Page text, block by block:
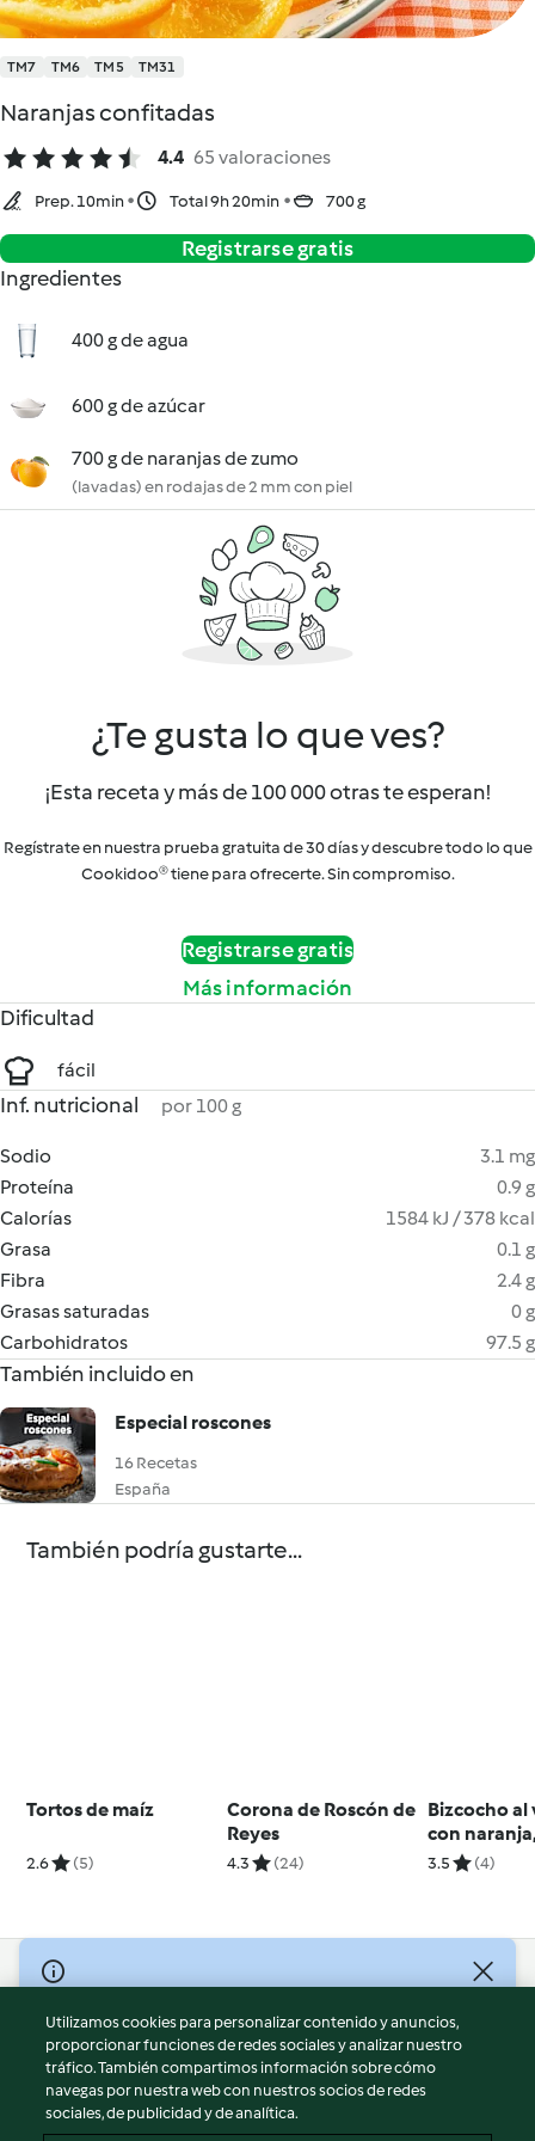
TM7 TM6 TM5 TM31
Naranjas confitadas
4.4 65 valoraciones
Prep. 10min Total 9h 20min 700 g
Registrarse gratis
Ingredientes
400 g de agua
600 g de azúcar
700 g de naranjas de zumo
(lavadas) en rodajas de 2 mm con piel
¿Te gusta lo que ves?
¡Esta receta y más de 100 000 otras te esperan!
Regístrate en nuestra prueba gratuita de 30 días y descubre todo lo que
Cookidoo® tiene para ofrecerte. Sin compromiso.
Registrarse gratis
Más información
Dificultad
fácil
Inf. nutricional por 100 g
Sodio
3.1 mg
Proteína
0.9 g
Calorías
1584 kJ / 378 kcal
Grasa
0.1 g
Fibra
2.4 g
Grasas saturadas
0 g
Carbohidratos
97.5 g
También incluido en
Especial roscones
16 Recetas
España
También podría gustarte...
Tortos de maíz
2.6 (5)
Corona de Roscón de
Reyes
4.3 (24)
Bizcocho al
con
y campari
3.5 (4)
© Copyright 2026
Términos de uso
Política de privacidad
Aviso legal
Información legal
Utilizamos cookies para personalizar contenido y anuncios,
proporcionar funciones de redes sociales y analizar nuestro
tráfico. También compartimos información sobre cómo
navegas por nuestra web con nuestros socios de redes
sociales, de publicidad y de analítica.